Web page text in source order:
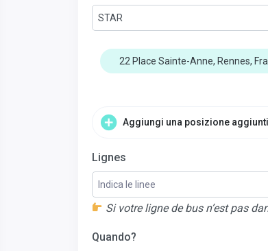
STAR
22 Place Sainte-Anne, Rennes,
Aggiungi una posizione
Lignes
Indica le linee
Si votre ligne de bus n’est pas
Quando?